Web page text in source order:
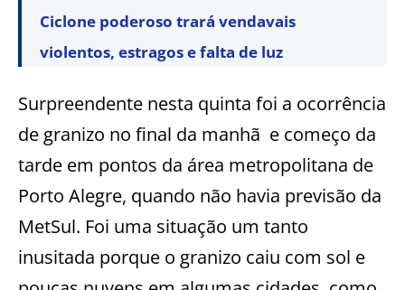
Ciclone poderoso trará vendavais
violentos, estragos e falta de luz
Surpreendente nesta quinta foi a ocorrência
de granizo no final da manhã e começo da
tarde em pontos da área metropolitana de
Porto Alegre, quando não havia previsão da
MetSul. Foi uma situação um tanto
inusitada porque o granizo caiu com sol e